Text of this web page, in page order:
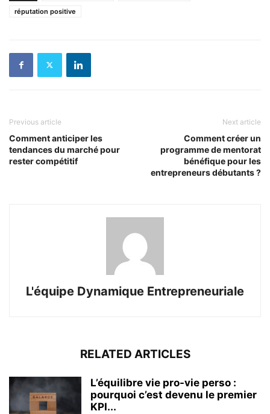
réputation positive
Previous article
Comment anticiper les
tendances du marché pour
rester compétitif
Next article
Comment créer un
programme de mentorat
bénéfique pour les
entrepreneurs débutants ?
L'équipe Dynamique Entrepreneuriale
RELATED ARTICLES
L’équilibre vie pro-vie perso :
pourquoi c’est devenu le premier
KPI...